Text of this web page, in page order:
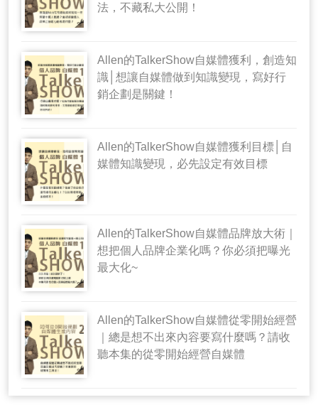
法，不藏私大公開！
Allen的TalkerShow自媒體獲利，創造知
識│想讓自媒體做到知識變現，寫好行
銷企劃是關鍵！
Allen的TalkerShow自媒體獲利目標│自
媒體知識變現，必先設定有效目標
Allen的TalkerShow自媒體品牌放大術｜
想把個人品牌企業化嗎？你必須把曝光
最大化~
Allen的TalkerShow自媒體從零開始經營
｜總是想不出來內容要寫什麼嗎？請收
聽本集的從零開始經營自媒體